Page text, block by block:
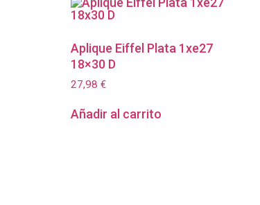
Aplique Eiffel Plata 1xe27
18×30 D
27,98 €
Añadir al carrito